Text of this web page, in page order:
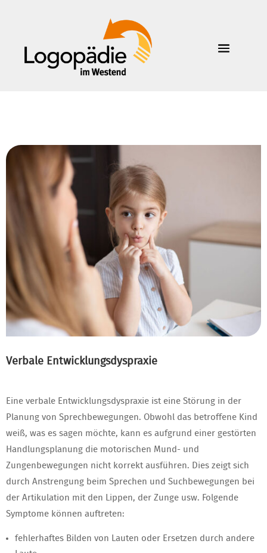
Verbale Entwicklungsdyspraxie
Eine verbale Entwicklungsdyspraxie ist eine Störung in der
Planung von Sprechbewegungen. Obwohl das betroffene Kind
weiß, was es sagen möchte, kann es aufgrund einer gestörten
Handlungsplanung die motorischen Mund- und
Zungenbewegungen nicht korrekt ausführen. Dies zeigt sich
durch Anstrengung beim Sprechen und Suchbewegungen bei
der Artikulation mit den Lippen, der Zunge usw. Folgende
Symptome können auftreten:
fehlerhaftes Bilden von Lauten oder Ersetzen durch andere